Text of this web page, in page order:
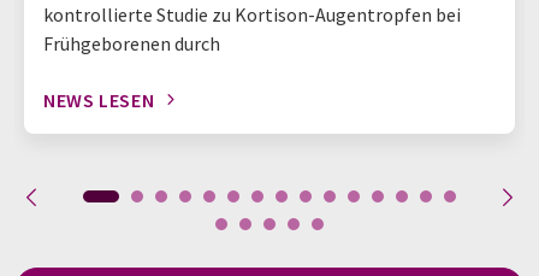
kontrollierte Studie zu Kortison-Augentropfen bei
Frühgeborenen durch
NEWS LESEN